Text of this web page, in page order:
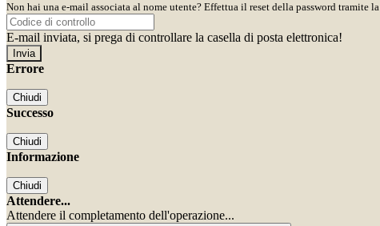
Non hai una e-mail associata al nome utente? Effettua il reset della password tramite la
E-mail inviata, si prega di controllare la casella di posta elettronica!
Errore
Chiudi
Successo
Chiudi
Informazione
Chiudi
Attendere...
Attendere il completamento dell'operazione...